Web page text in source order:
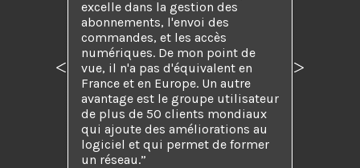
excelle dans la gestion des
abonnements, l'envoi des
commandes, et les accès
numériques. De mon point de
vue, il n'a pas d'équivalent en
France et en Europe. Un autre
avantage est le groupe utilisateur
de plus de 50 clients mondiaux
qui ajoute des améliorations au
logiciel et qui permet de former
un réseau.”
Précédent Suivant